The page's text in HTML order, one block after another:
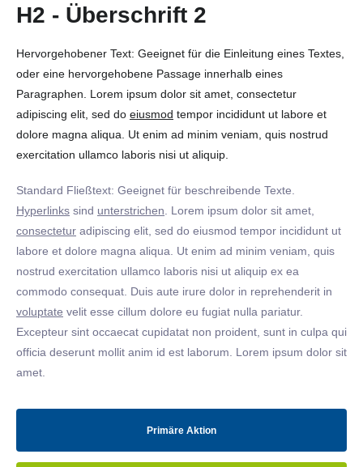
H2 - Überschrift 2
Hervorgehobener Text: Geeignet für die Einleitung eines Textes,
oder eine hervorgehobene Passage innerhalb eines
Paragraphen. Lorem ipsum dolor sit amet, consectetur
adipiscing elit, sed do eiusmod tempor incididunt ut labore et
dolore magna aliqua. Ut enim ad minim veniam, quis nostrud
exercitation ullamco laboris nisi ut aliquip.
Standard Fließtext: Geeignet für beschreibende Texte.
Hyperlinks sind unterstrichen . Lorem ipsum dolor sit amet,
consectetur adipiscing elit, sed do eiusmod tempor incididunt ut
labore et dolore magna aliqua. Ut enim ad minim veniam, quis
nostrud exercitation ullamco laboris nisi ut aliquip ex ea
commodo consequat. Duis aute irure dolor in reprehenderit in
voluptate velit esse cillum dolore eu fugiat nulla pariatur.
Excepteur sint occaecat cupidatat non proident, sunt in culpa qui
officia deserunt mollit anim id est laborum. Lorem ipsum dolor sit
amet.
Primäre Aktion